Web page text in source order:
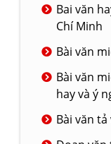
Bai văn
Chí Minh
Bài văn
Bài văn
hay và ý
Bài văn